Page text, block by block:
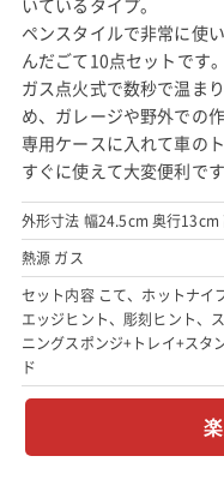
いているタイプ。
ペンスタイルで非常に使
んだごて10点セットです。
ガス点火式で数秒で温ま
め、ガレージや野外での
専用ケースに入れて車の
すぐに使えて大変便利です
外形寸法 幅24.5cm 奥行13cm
熱源 ガス
セット内容 こて、ホットナイ
エッジヒント、彫刻ヒント、
ニングスポンジ+トレイ+スタ
ド